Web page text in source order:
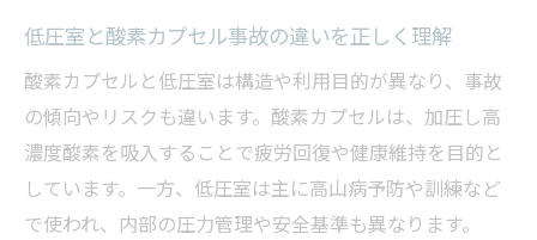
低圧室と酸素カプセル事故の違いを正しく理解
酸素カプセルと低圧室は構造や利用目的が異なり、事故
の傾向やリスクも違います。酸素カプセルは、加圧し高
濃度酸素を吸入することで疲労回復や健康維持を目的と
しています。一方、低圧室は主に高山病予防や訓練など
で使われ、内部の圧力管理や安全基準も異なります。